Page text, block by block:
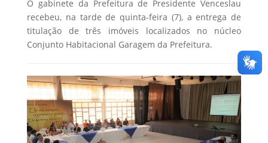
O gabinete da Prefeitura de Presidente Venceslau
recebeu, na tarde de quinta-feira (7), a entrega de
titulação de três imóveis localizados no núcleo
Conjunto Habitacional Garagem da Prefeitura.